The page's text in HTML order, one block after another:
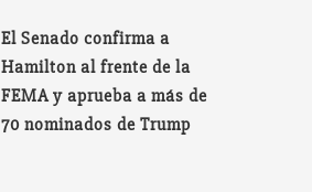
El Senado confirma a
Hamilton al frente de la
FEMA y aprueba a más de
70 nominados de Trump